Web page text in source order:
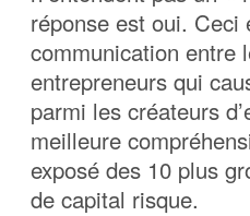
réponse est oui. Ceci
communication entre
entrepreneurs qui
parmi les créateurs
meilleure
exposé des 10 plus
de capital risque.